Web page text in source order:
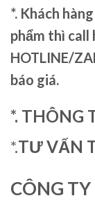
*. Khách
phẩm thì call
HOTLINE/
báo giá.
*. THÔNG
*.TƯ VẤN
CÔNG